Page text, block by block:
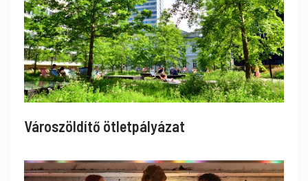
Városzöldítő ötletpályázat